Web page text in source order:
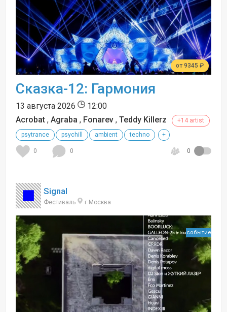
от 9345 ₽
Сказка-12: Гармония
13 августа 2026
12:00
Acrobat , Agraba , Fonarev , Teddy Killerz
+14 artist
psytrance
psychill ambient techno +
0 0 0
Signal
Фестиваль г Москва
событие